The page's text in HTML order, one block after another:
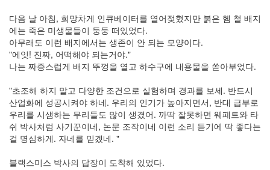
다음 날 아침, 희망차게 인큐베이터를 열어젖혔지만 붉은 헴 철 배지
에는 죽은 미생물들이 둥둥 떠있었다.
아무래도 이런 배지에서는 생존이 안 되는 모양이다.
"에잇! 진짜, 어떡해야 되는거야."
나는 짜증스럽게 배지 뚜껑을 열고 하수구에 내용물을 쏟아부었다.
"초조해 하지 말고 다양한 조건으로 실험하며 경과를 보세. 반드시
산업화에 성공시켜야 하네. 우리의 인기가 높아지면서, 반대 급부로
우리를 시샘하는 무리들도 많이 생겼어. 까딱 잘못하면 웨페트와 타
쉬 박사처럼 사기꾼이네, 논문 조작이네 이런 소리 듣기에 딱 좋다는
걸 명심하게. 자네를 믿겠네. "
블랙스미스 박사의 답장이 도착해 있었다.